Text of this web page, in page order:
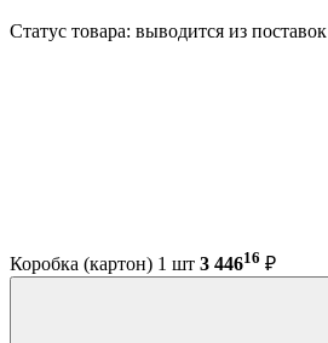
Статус товара: выводится из поставок
Коробка (картон) 1 шт 3 44616 ₽